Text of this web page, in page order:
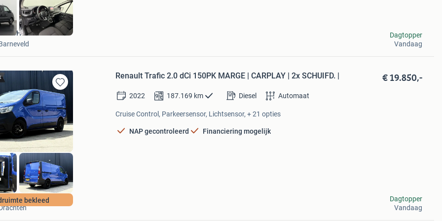
Vans
Dagtopper
Vandaag
Bewaren
Mijn
Favorieten
bekleed
Renault Trafic 2.0 dCi 150PK MARGE | CARPLAY | 2x SCHUIFD. | € 19.850,-
2022 187.169 km Diesel Automaat
Cruise Control, Parkeersensor, Lichtsensor, + 21 opties
NAP gecontroleerd Financiering mogelijk
Dagtopper
Vandaag